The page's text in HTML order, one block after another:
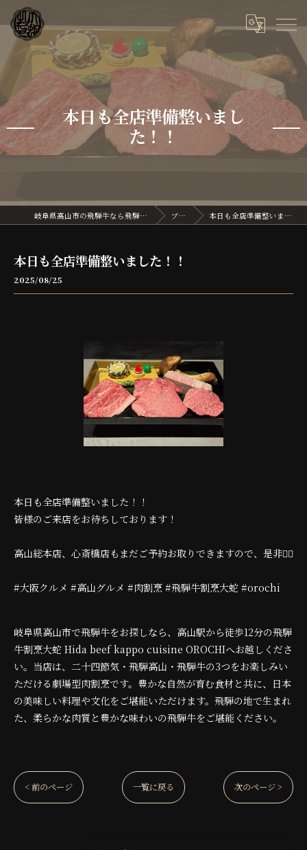
本日も全店準備整いまし
た！！
岐阜県高山市の飛騨牛なら飛騨牛割烹 大蛇 ブログ 本日も全店準備整いました！！
本日も全店準備整いました！！
2025/08/25
本日も全店準備整いました！！
皆様のご来店をお待ちしております！
高山総本店、心斎橋店もまだご予約お取りできますので、是非🙇‍♂️
#大阪クルメ #高山グルメ #肉割烹 #飛騨牛割烹大蛇 #orochi
岐阜県高山市で飛騨牛をお探しなら、高山駅から徒歩12分の飛騨
牛割烹大蛇 Hida beef kappo cuisine OROCHIへお越しくださ
い。当店は、二十四節気・飛騨高山・飛騨牛の3つをお楽しみい
ただける劇場型肉割烹です。豊かな自然が育む食材と共に、日本
の美味しい料理や文化をご堪能いただけます。飛騨の地で生まれ
た、柔らかな肉質と豊かな味わいの飛騨牛をご堪能ください。
< 前のページ 一覧に戻る 次のページ >